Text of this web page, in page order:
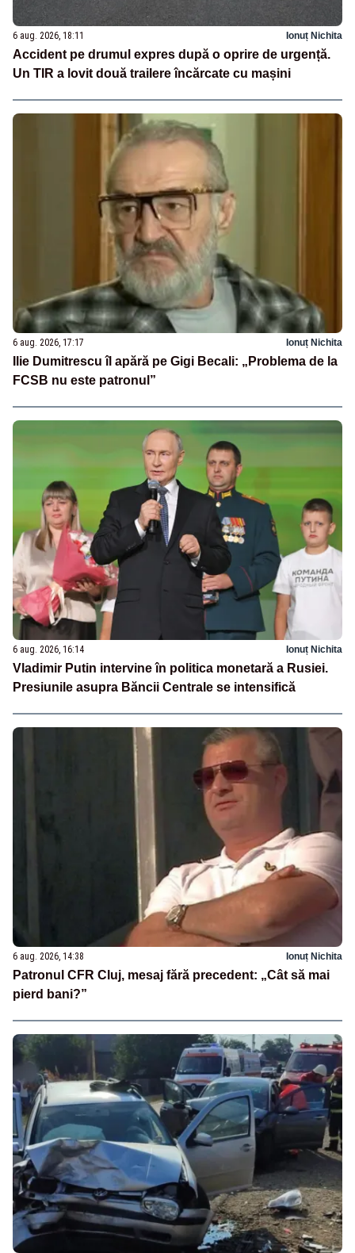
6 aug. 2026, 18:11 Ionuț Nichita
Accident pe drumul expres după o oprire de urgență.
Un TIR a lovit două trailere încărcate cu mașini
6 aug. 2026, 17:17 Ionuț Nichita
Ilie Dumitrescu îl apără pe Gigi Becali: „Problema de la
FCSB nu este patronul”
6 aug. 2026, 16:14 Ionuț Nichita
Vladimir Putin intervine în politica monetară a Rusiei.
Presiunile asupra Băncii Centrale se intensifică
6 aug. 2026, 14:38 Ionuț Nichita
Patronul CFR Cluj, mesaj fără precedent: „Cât să mai
pierd bani?”